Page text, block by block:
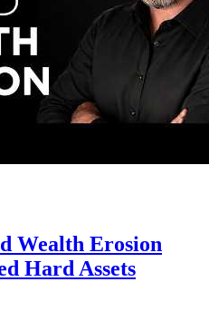
Wealth Erosion
Hard Assets